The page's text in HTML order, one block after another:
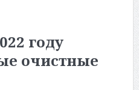
году
очистные